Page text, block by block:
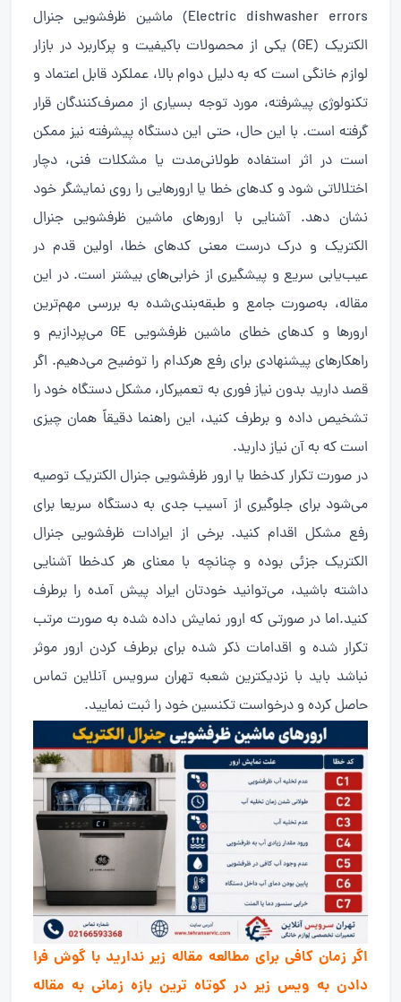
Electric dishwasher errors) ماشین ظرفشویی جنرال
الکتریک (GE) یکی از محصولات باکیفیت و پرکاربرد در بازار
لوازم خانگی است که به دلیل دوام بالا، عملکرد قابل اعتماد و
تکنولوژی پیشرفته، مورد توجه بسیاری از مصرف‌کنندگان قرار
گرفته است. با این حال، حتی این دستگاه پیشرفته نیز ممکن
است در اثر استفاده طولانی‌مدت یا مشکلات فنی، دچار
اختلالاتی شود و کدهای خطا یا ارورهایی را روی نمایشگر خود
نشان دهد. آشنایی با ارورهای ماشین ظرفشویی جنرال
الکتریک و درک درست معنی کدهای خطا، اولین قدم در
عیب‌یابی سریع و پیشگیری از خرابی‌های بیشتر است. در این
مقاله، به‌صورت جامع و طبقه‌بندی‌شده به بررسی مهم‌ترین
ارورها و کدهای خطای ماشین ظرفشویی GE می‌پردازیم و
راهکارهای پیشنهادی برای رفع هرکدام را توضیح می‌دهیم. اگر
قصد دارید بدون نیاز فوری به تعمیرکار، مشکل دستگاه خود را
تشخیص داده و برطرف کنید، این راهنما دقیقاً همان چیزی
است که به آن نیاز دارید.
در صورت تکرار کدخطا یا ارور ظرفشویی جنرال الکتریک توصیه
می‌شود برای جلوگیری از آسیب جدی به دستگاه سریعا برای
رفع مشکل اقدام کنید. برخی از ایرادات ظرفشویی جنرال
الکتریک جزئی بوده و چنانچه با معنای هر کدخطا آشنایی
داشته باشید، می‌توانید خودتان ایراد پیش آمده را برطرف
کنید.اما در صورتی که ارور نمایش داده شده به صورت مرتب
تکرار شده و اقدامات ذکر شده برای برطرف کردن ارور موثر
نباشد باید با نزدیکترین شعبه تهران سرویس آنلاین تماس
حاصل کرده و درخواست تکنسین خود را ثبت نمایید.
اگر زمان کافی برای مطالعه مقاله زیر ندارید با گوش فرا
دادن به ویس زیر در کوتاه ترین بازه زمانی به مقاله